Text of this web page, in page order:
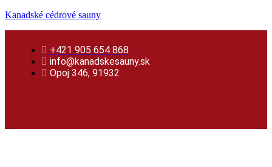
Preskočiť
Skip
Preskočiť
Kanadské cédrové sauny
+421 905 654 868
info@kanadskesauny.sk
Opoj 346, 91932